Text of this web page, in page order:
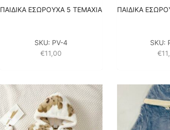
ΠΑΙΔΙΚΑ ΕΣΩΡΟΥΧΑ 5 ΤΕΜΑΧΙΑ
SKU: PV-4
€11,00
ΠΑΙΔΙΚΑ
SKU:
€